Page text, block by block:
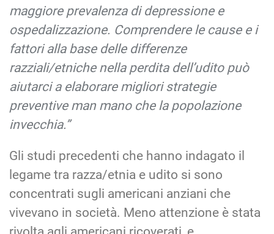
maggiore prevalenza di depressione e
ospedalizzazione. Comprendere le cause e i
fattori alla base delle differenze
razziali/etniche nella perdita dell’udito può
aiutarci a elaborare migliori strategie
preventive man mano che la popolazione
invecchia.”
Gli studi precedenti che hanno indagato il
legame tra razza/etnia e udito si sono
concentrati sugli americani anziani che
vivevano in società. Meno attenzione è stata